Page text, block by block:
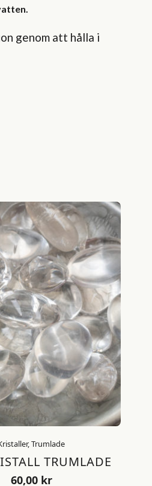
genom att hålla i
Trumlade
TRUMLADE
60,00 kr